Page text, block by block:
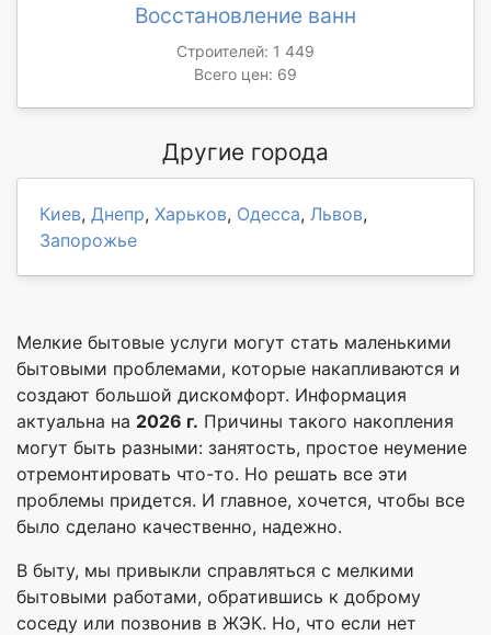
Восстановление ванн
Строителей: 1 449
Всего цен: 69
Другие города
Киев, Днепр, Харьков, Одесса, Львов,
Запорожье
Мелкие бытовые услуги могут стать маленькими
бытовыми проблемами, которые накапливаются и
создают большой дискомфорт. Информация
актуальна на 2026 г. Причины такого накопления
могут быть разными: занятость, простое неумение
отремонтировать что-то. Но решать все эти
проблемы придется. И главное, хочется, чтобы все
было сделано качественно, надежно.
В быту, мы привыкли справляться с мелкими
бытовыми работами, обратившись к доброму
соседу или позвонив в ЖЭК. Но, что если нет